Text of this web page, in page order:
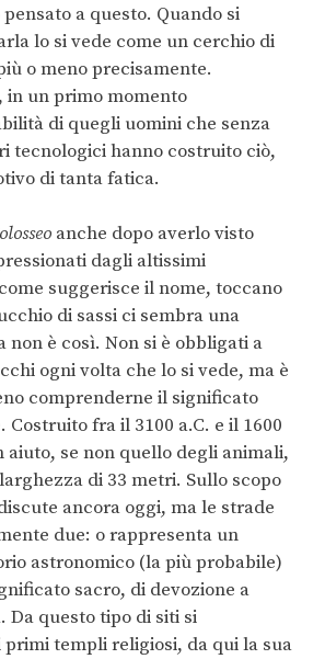
pensato a questo. Quando si
lo si vede come un cerchio di
o meno precisamente.
un primo momento
di quegli uomini che senza
tecnologici hanno costruito ciò,
di tanta fatica.
anche dopo averlo visto
dagli altissimi
suggerisce il nome, toccano
di sassi ci sembra una
non è così. Non si è obbligati a
ogni volta che lo si vede, ma è
comprenderne il significato
Costruito fra il 3100 a.C. e il 1600
aiuto, se non quello degli animali,
di 33 metri. Sullo scopo
ancora oggi, ma le strade
due: o rappresenta un
astronomico (la più probabile)
sacro, di devozione a
Da questo tipo di siti si
templi religiosi, da qui la sua